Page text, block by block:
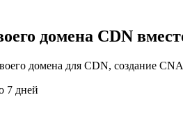
домена CDN
домена для CDN, создание
7 дней